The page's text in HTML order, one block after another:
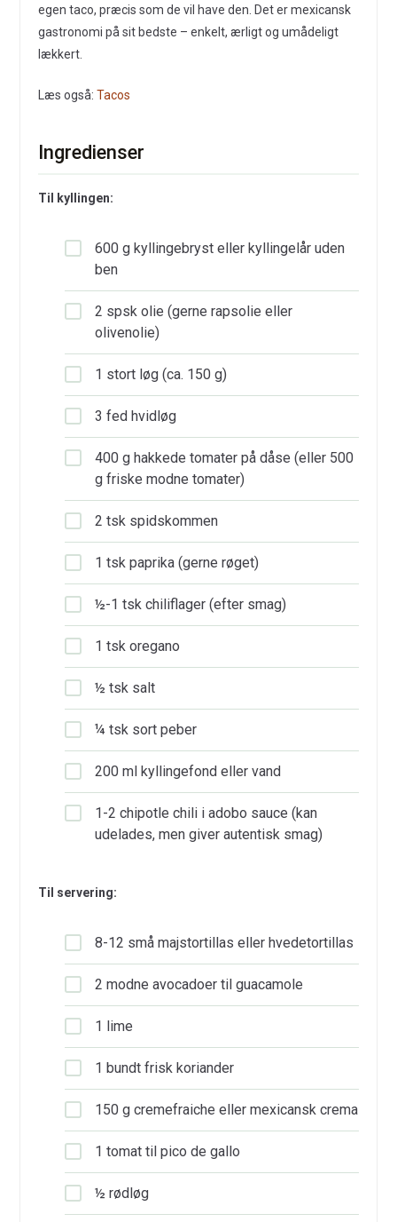
egen taco, præcis som de vil have den. Det er mexicansk
gastronomi på sit bedste – enkelt, ærligt og umådeligt
lækkert.
Læs også: Tacos
Ingredienser
Til kyllingen:
600 g kyllingebryst eller kyllingelår uden
ben
2 spsk olie (gerne rapsolie eller
olivenolie)
1 stort løg (ca. 150 g)
3 fed hvidløg
400 g hakkede tomater på dåse (eller 500
g friske modne tomater)
2 tsk spidskommen
1 tsk paprika (gerne røget)
½-1 tsk chiliflager (efter smag)
1 tsk oregano
½ tsk salt
¼ tsk sort peber
200 ml kyllingefond eller vand
1-2 chipotle chili i adobo sauce (kan
udelades, men giver autentisk smag)
Til servering:
8-12 små majstortillas eller hvedetortillas
2 modne avocadoer til guacamole
1 lime
1 bundt frisk koriander
150 g cremefraiche eller mexicansk crema
1 tomat til pico de gallo
½ rødløg